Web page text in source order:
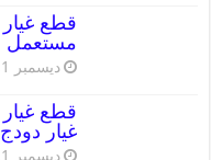
مستعمل
ديسمبر 1, 2023
غيار دودج
ديسمبر 1, 2023